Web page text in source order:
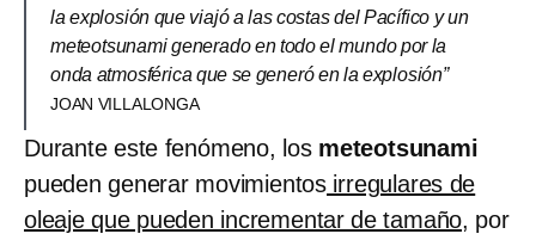
la explosión que viajó a las costas del Pacífico y un
meteotsunami generado en todo el mundo por la
onda atmosférica que se generó en la explosión”
JOAN VILLALONGA
Durante este fenómeno, los meteotsunami
pueden generar movimientos irregulares de
oleaje que pueden incrementar de tamaño, por